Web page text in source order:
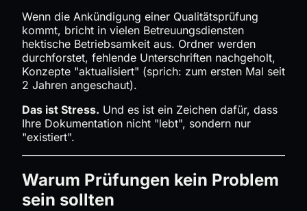
Wenn die Ankündigung einer Qualitätsprüfung
kommt, bricht in vielen Betreuungsdiensten
hektische Betriebsamkeit aus. Ordner werden
durchforstet, fehlende Unterschriften nachgeholt,
Konzepte "aktualisiert" (sprich: zum ersten Mal seit
2 Jahren angeschaut).
Das ist Stress. Und es ist ein Zeichen dafür, dass
Ihre Dokumentation nicht "lebt", sondern nur
"existiert".
Warum Prüfungen kein Problem
sein sollten